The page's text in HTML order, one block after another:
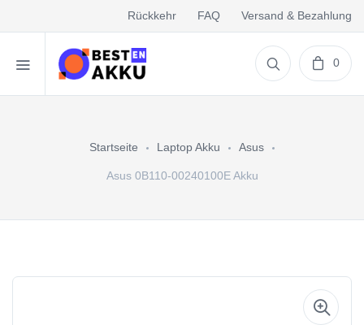
Rückkehr FAQ Versand & Bezahlung
0
Startseite Laptop Akku Asus
Asus 0B110-00240100E Akku